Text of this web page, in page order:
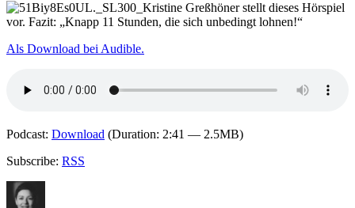
Während
du
Kristine Greßhöner stellt dieses Hörspiel
vor. Fazit: „Knapp 11 Stunden, die sich unbedingt lohnen!“
Als Download bei Audible.
Podcast: Download (Duration: 2:41 — 2.5MB)
Subscribe: RSS